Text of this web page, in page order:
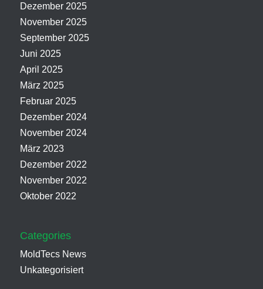
Dezember 2025
November 2025
September 2025
Juni 2025
April 2025
März 2025
Februar 2025
Dezember 2024
November 2024
März 2023
Dezember 2022
November 2022
Oktober 2022
Categories
MoldTecs News
Unkategorisiert